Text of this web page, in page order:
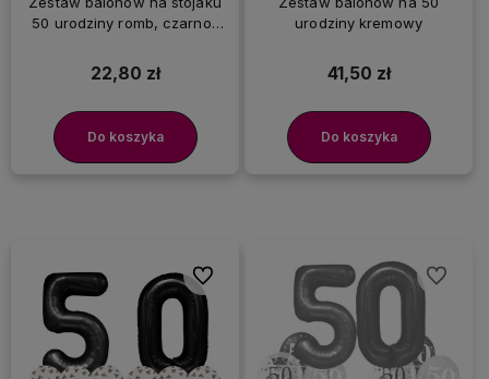
50 urodziny romb, czarno-
22,80 zł
Do koszyka
urodziny kremowy
41,50 zł
Do koszyka
Do ulubionych Do